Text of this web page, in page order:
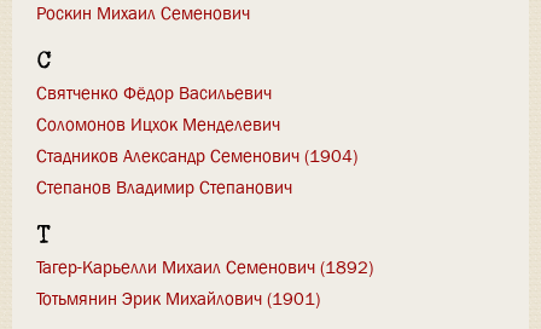
Роскин Михаил Семенович
С
Святченко Фёдор Васильевич
Соломонов Ицхок Менделевич
Стадников Александр Семенович (1904)
Степанов Владимир Степанович
Т
Тагер-Карьелли Михаил Семенович (1892)
Тотьмянин Эрик Михайлович (1901)